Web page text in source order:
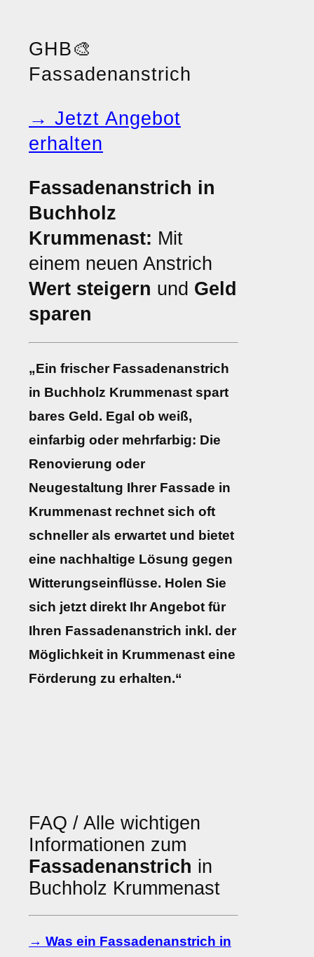
GHB🎨
Fassadenanstrich
→ Jetzt Angebot
erhalten
Fassadenanstrich in
Buchholz
Krummenast: Mit
einem neuen Anstrich
Wert steigern und Geld
sparen
„Ein frischer Fassadenanstrich
in Buchholz Krummenast spart
bares Geld. Egal ob weiß,
einfarbig oder mehrfarbig: Die
Renovierung oder
Neugestaltung Ihrer Fassade in
Krummenast rechnet sich oft
schneller als erwartet und bietet
eine nachhaltige Lösung gegen
Witterungseinflüsse. Holen Sie
sich jetzt direkt Ihr Angebot für
Ihren Fassadenanstrich inkl. der
Möglichkeit in Krummenast eine
Förderung zu erhalten.“
FAQ / Alle wichtigen
Informationen zum
Fassadenanstrich in
Buchholz Krummenast
→ Was ein Fassadenanstrich in